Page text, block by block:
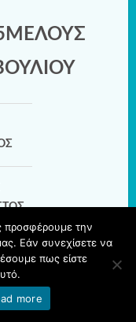
προσφέρουμε την
Εάν συνεχίσετε να
πως είστε
more